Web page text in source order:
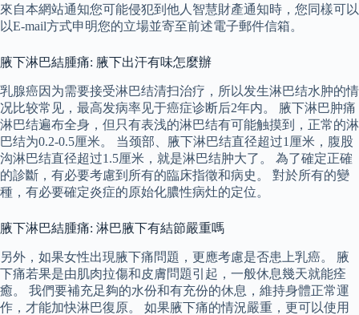
來自本網站通知您可能侵犯到他人智慧財產通知時，您同樣可以
以E-mail方式申明您的立場並寄至前述電子郵件信箱。
腋下淋巴結腫痛: 腋下出汗有味怎麼辦
乳腺癌因为需要接受淋巴结清扫治疗，所以发生淋巴结水肿的情
况比较常见，最高发病率见于癌症诊断后2年内。 腋下淋巴肿痛
淋巴结遍布全身，但只有表浅的淋巴结有可能触摸到，正常的淋
巴结为0.2-0.5厘米。 当颈部、腋下淋巴结直径超过1厘米，腹股
沟淋巴结直径超过1.5厘米，就是淋巴结肿大了。 為了確定正確
的診斷，有必要考慮到所有的臨床指徵和病史。 對於所有的變
種，有必要確定炎症的原始化膿性病灶的定位。
腋下淋巴結腫痛: 淋巴腋下有結節嚴重嗎
另外，如果女性出現腋下痛問題，更應考慮是否患上乳癌。 腋
下痛若果是由肌肉拉傷和皮膚問題引起，一般休息幾天就能痊
癒。 我們要補充足夠的水份和有充份的休息，維持身體正常運
作，才能加快淋巴復原。 如果腋下痛的情況嚴重，更可以使用